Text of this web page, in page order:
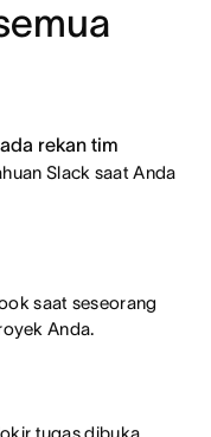
rekan tim
Slack saat Anda
saat seseorang
Anda.